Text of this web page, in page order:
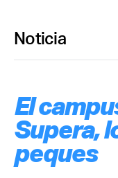
Noticia
El
Supera,
peques